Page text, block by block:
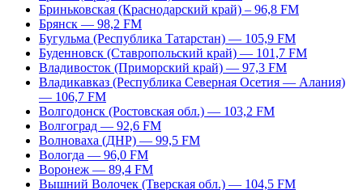
Бриньковская (Краснодарский край) – 96,8 FM
Брянск — 98,2 FM
Бугульма (Республика Татарстан) — 105,9 FM
Буденновск (Ставропольский край) — 101,7 FM
Владивосток (Приморский край) — 97,3 FM
Владикавказ (Республика Северная Осетия — Алания)
— 106,7 FM
Волгодонск (Ростовская обл.) — 103,2 FM
Волгоград — 92,6 FM
Волноваха (ДНР) — 99,5 FM
Вологда — 96,0 FM
Воронеж — 89,4 FM
Вышний Волочек (Тверская обл.) — 104,5 FM